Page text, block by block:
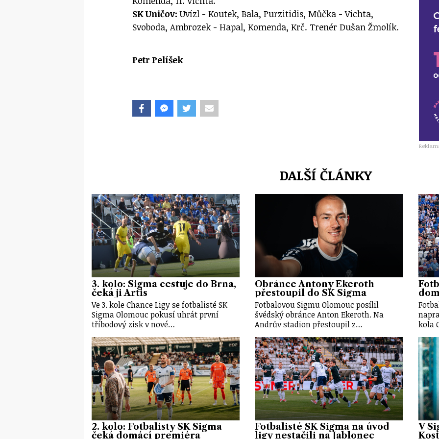
SK Uničov: Uvízl - Koutek, Bala, Purzitidis, Můčka - Vichta,
Svoboda, Ambrozek - Hapal, Komenda, Krč. Trenér Dušan Žmolík.
Petr Pelíšek
DALŠÍ ČLÁNKY
3. kolo: Sigma cestuje do Brna,
čeká ji Artis
Ve 3. kole Chance Ligy se fotbalisté SK
Sigma Olomouc pokusí uhrát první
tříbodový zisk v nové…
Obránce Antony Ekeroth
přestoupil do SK Sigma
Fotbalovou Sigmu Olomouc posílil
švédský obránce Anton Ekeroth. Na
Andrův stadion přestoupil z…
kola
2. kolo: Fotbalisty SK Sigma
čeká domácí premiéra
Fotbalisté SK Sigma na úvod
ligy nestačili na Jablonec
V